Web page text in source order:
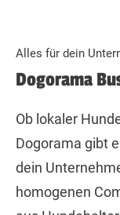
Alles für dein
Dogorama
Ob lokaler
Dogorama gibt
dein
homogenen